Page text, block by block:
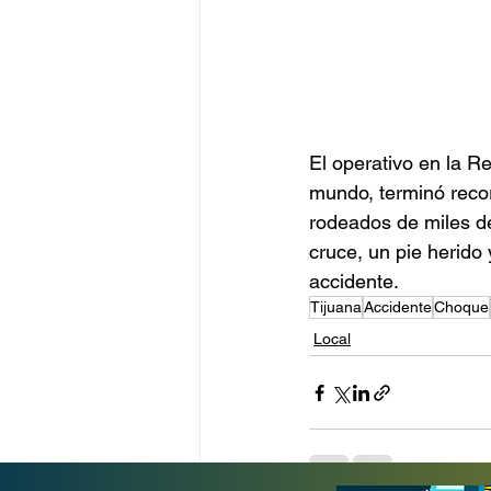
El operativo en la
mundo, terminó
rodeados de miles
cruce, un pie
accidente.
TijuanaAccidenteChoque
Local